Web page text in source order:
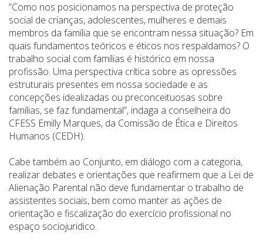
”Como nos posicionamos na perspectiva de proteção
social de crianças, adolescentes, mulheres e demais
membros da família que se encontram nessa situação? Em
quais fundamentos teóricos e éticos nos respaldamos? O
trabalho social com famílias é histórico em nossa
profissão. Uma perspectiva crítica sobre as opressões
estruturais presentes em nossa sociedade e as
concepções idealizadas ou preconceituosas sobre
famílias, se faz fundamental”, indaga a conselheira do
CFESS Emilly Marques, da Comissão de Ética e Direitos
Humanos (CEDH).
Cabe também ao Conjunto, em diálogo com a categoria,
realizar debates e orientações que reafirmem que a Lei de
Alienação Parental não deve fundamentar o trabalho de
assistentes sociais, bem como manter as ações de
orientação e fiscalização do exercício profissional no
espaço sociojuridico.